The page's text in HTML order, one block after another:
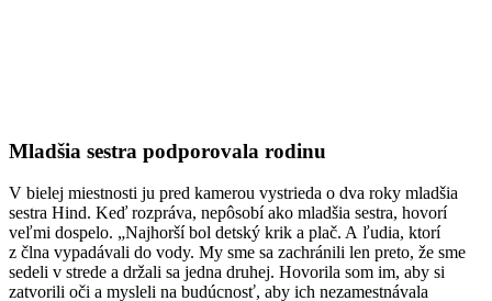
Mladšia sestra podporovala rodinu
V bielej miestnosti ju pred kamerou vystrieda o dva roky mladšia
sestra Hind. Keď rozpráva, nepôsobí ako mladšia sestra, hovorí
veľmi dospelo. „Najhorší bol detský krik a plač. A ľudia, ktorí
z člna vypadávali do vody. My sme sa zachránili len preto, že sme
sedeli v strede a držali sa jedna druhej. Hovorila som im, aby si
zatvorili oči a mysleli na budúcnosť, aby ich nezamestnávala